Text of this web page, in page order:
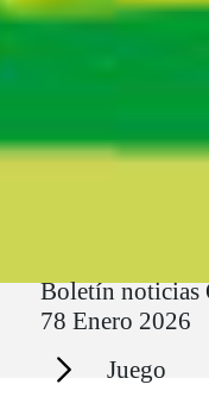
Boletín noticias
78 Enero 2026
Secciones Juego